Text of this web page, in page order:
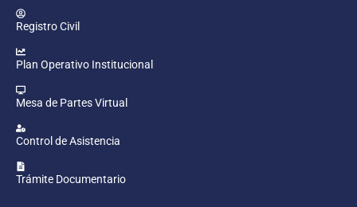
Registro Civil
Plan Operativo Institucional
Mesa de Partes Virtual
Control de Asistencia
Trámite Documentario